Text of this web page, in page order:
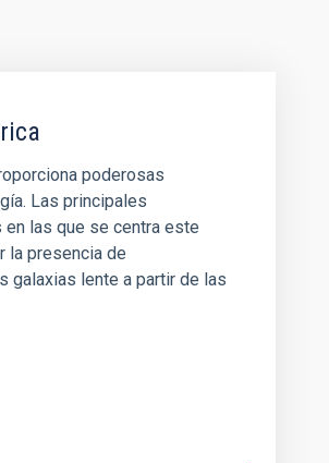
poderosas
Las principales
las que se centra este
la presencia de
galaxias lente a partir de las